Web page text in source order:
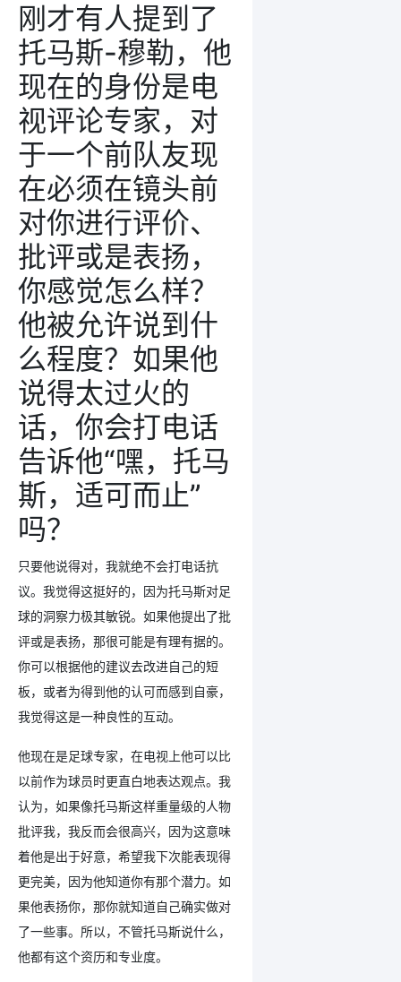
刚才有人提到了
托马斯-穆勒，他
现在的身份是电
视评论专家，对
于一个前队友现
在必须在镜头前
对你进行评价、
批评或是表扬，
你感觉怎么样？
他被允许说到什
么程度？如果他
说得太过火的
话，你会打电话
告诉他“嘿，托马
斯，适可而止”
吗？
只要他说得对，我就绝不会打电话抗
议。我觉得这挺好的，因为托马斯对足
球的洞察力极其敏锐。如果他提出了批
评或是表扬，那很可能是有理有据的。
你可以根据他的建议去改进自己的短
板，或者为得到他的认可而感到自豪，
我觉得这是一种良性的互动。
他现在是足球专家，在电视上他可以比
以前作为球员时更直白地表达观点。我
认为，如果像托马斯这样重量级的人物
批评我，我反而会很高兴，因为这意味
着他是出于好意，希望我下次能表现得
更完美，因为他知道你有那个潜力。如
果他表扬你，那你就知道自己确实做对
了一些事。所以，不管托马斯说什么，
他都有这个资历和专业度。